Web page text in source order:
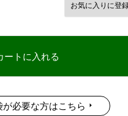
お気に入りに登
ートに入れる
が必要な方はこちら